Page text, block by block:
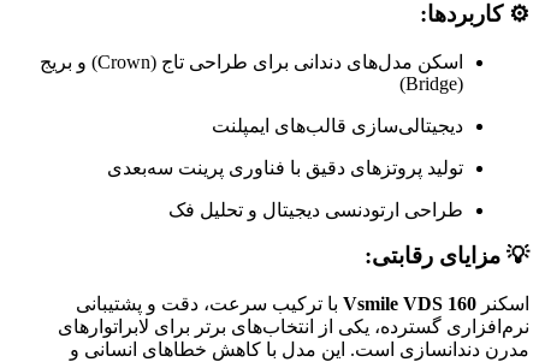
⚙️کاربردها:
اسکن مدل‌های دندانی برای طراحی تاج (Crown) و بریج
(Bridge)
دیجیتالی‌سازی قالب‌های ایمپلنت
تولید پروتزهای دقیق با فناوری پرینت سه‌بعدی
طراحی ارتودنسی دیجیتال و تحلیل فک
💡 مزایای رقابتی:
اسکنر Vsmile VDS 160 با ترکیب سرعت، دقت و پشتیبانی
نرم‌افزاری گسترده، یکی از انتخاب‌های برتر برای لابراتوارهای
مدرن دندانسازی است. این مدل با کاهش خطاهای انسانی و